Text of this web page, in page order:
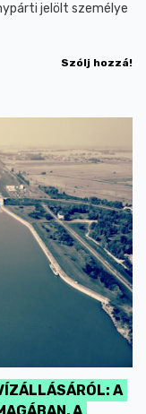
jelölt személye
Szólj hozzá!
A